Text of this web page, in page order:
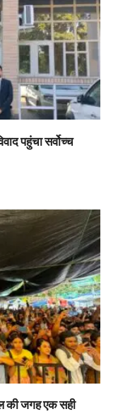
पहुंचा सर्वोच्च
की जगह एक सही